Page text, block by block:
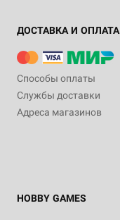
ДОСТАВКА И ОПЛАТА
Способы оплаты
Службы доставки
Адреса магазинов
HOBBY GAMES